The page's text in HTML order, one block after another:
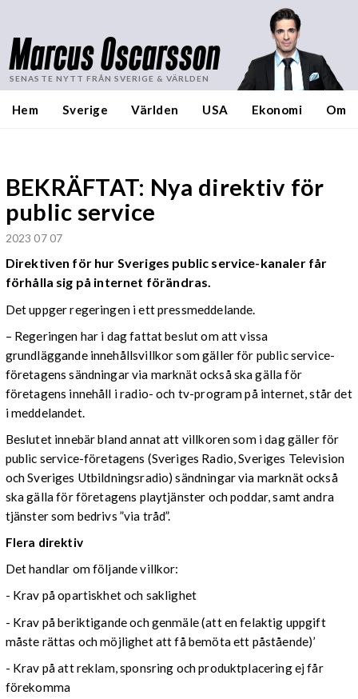
Marcus Oscarsson
SENASTE NYTT FRÅN SVERIGE & VÄRLDEN
Hem Sverige Världen USA Ekonomi Om
BEKRÄFTAT: Nya direktiv för
public service
2023 07 07
Direktiven för hur Sveriges public service-kanaler får
förhålla sig på internet förändras.
Det uppger regeringen i ett pressmeddelande.
– Regeringen har i dag fattat beslut om att vissa
grundläggande innehållsvillkor som gäller för public service-
företagens sändningar via marknät också ska gälla för
företagens innehåll i radio- och tv-program på internet, står det
i meddelandet.
Beslutet innebär bland annat att villkoren som i dag gäller för
public service-företagens (Sveriges Radio, Sveriges Television
och Sveriges Utbildningsradio) sändningar via marknät också
ska gälla för företagens playtjänster och poddar, samt andra
tjänster som bedrivs ”via tråd”.
Flera direktiv
Det handlar om följande villkor:
- Krav på opartiskhet och saklighet
- Krav på beriktigande och genmäle (att en felaktig uppgift
måste rättas och möjlighet att få bemöta ett påstående)’
- Krav på att reklam, sponsring och produktplacering ej får
förekomma